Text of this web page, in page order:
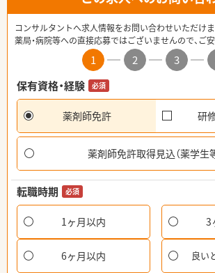
コンサルタントへ求人情報をお問い合わせいただけま
薬局・病院等への直接応募ではございませんので、ご
1 2 3
保有資格・経験
必須
薬剤師免許 研
薬剤師免許取得見込（薬学生
転職時期 必須
1ヶ月以内 3
6ヶ月以内 良い